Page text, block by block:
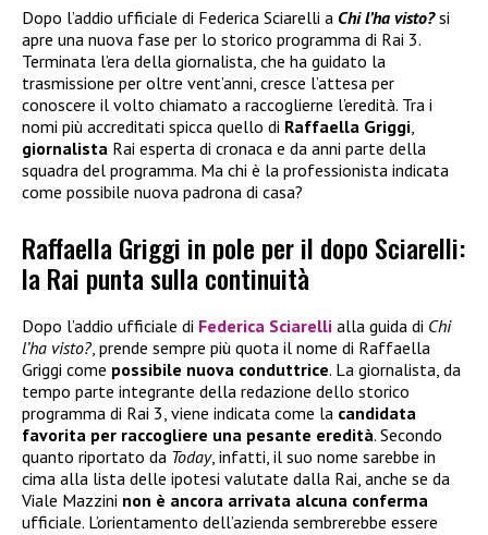
Dopo l’addio ufficiale di Federica Sciarelli a Chi l’ha visto?si
apre una nuova fase per lo storico programma di Rai 3.
Terminata l’era della giornalista, che ha guidato la
trasmissione per oltre vent’anni, cresce l’attesa per
conoscere il volto chiamato a raccoglierne l’eredità. Tra i
nomi più accreditati spicca quello di Raffaella Griggi,
giornalista Rai esperta di cronaca e da anni parte della
squadra del programma. Ma chi è la professionista indicata
come possibile nuova padrona di casa?
Raffaella Griggi in pole per il dopo Sciarelli:
la Rai punta sulla continuità
Dopo l’addio ufficiale di Federica Sciarelli alla guida di Chi
l’ha visto? , prende sempre più quota il nome di Raffaella
Griggi come possibile nuova conduttrice. La giornalista, da
tempo parte integrante della redazione dello storico
programma di Rai 3, viene indicata come la candidata
favorita per raccogliere una pesante eredità. Secondo
quanto riportato da Today, infatti, il suo nome sarebbe in
cima alla lista delle ipotesi valutate dalla Rai, anche se da
Viale Mazzini non è ancora arrivata alcuna conferma
ufficiale. L’orientamento dell’azienda sembrerebbe essere